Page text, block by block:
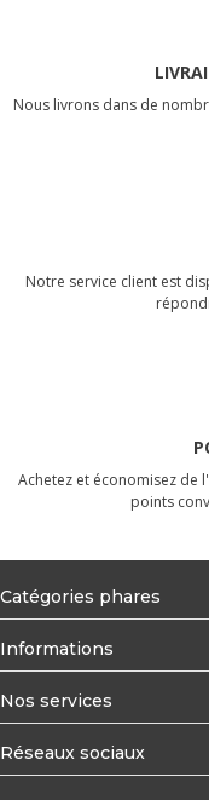
Nous livrons dans de
Notre service client est
Achetez et économisez de
points
Catégories phares
Informations
Nos services
Réseaux sociaux